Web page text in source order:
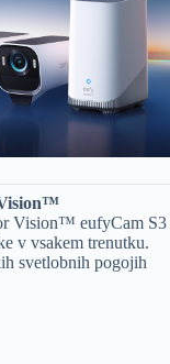
Vision™ eufyCam S3
v vsakem trenutku.
svetlobnih pogojih